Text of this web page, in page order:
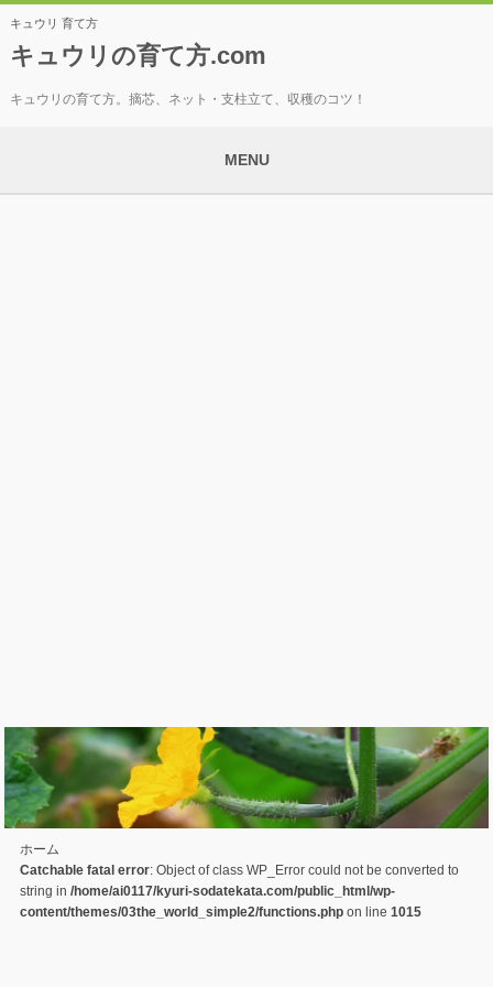
キュウリ 育て方
キュウリの育て方.com
キュウリの育て方。摘芯、ネット・支柱立て、収穫のコツ！
MENU
ホーム
Catchable fatal error: Object of class WP_Error could not be converted to
string in /home/ai0117/kyuri-sodatekata.com/public_html/wp-
content/themes/03the_world_simple2/functions.phpon line 1015